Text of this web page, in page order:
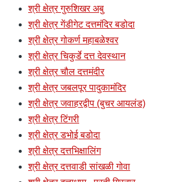
श्री क्षेत्र गुरुशिखर अबु
श्री क्षेत्र गेंडीगेट दत्तमंदिर बडोदा
श्री क्षेत्र गोकर्ण महाबळेश्वर
श्री क्षेत्र चिकुर्डे दत्त देवस्थान
श्री क्षेत्र चौल दत्तमंदीर
श्री क्षेत्र जबलपूर पादुकामंदिर
श्री क्षेत्र जवाहरद्वीप (बुचर आयलंड)
श्री क्षेत्र टिंगरी
श्री क्षेत्र डभोई बडोदा
श्री क्षेत्र दत्तभिक्षालिंग
श्री क्षेत्र दत्तवाडी सांखळी गोवा